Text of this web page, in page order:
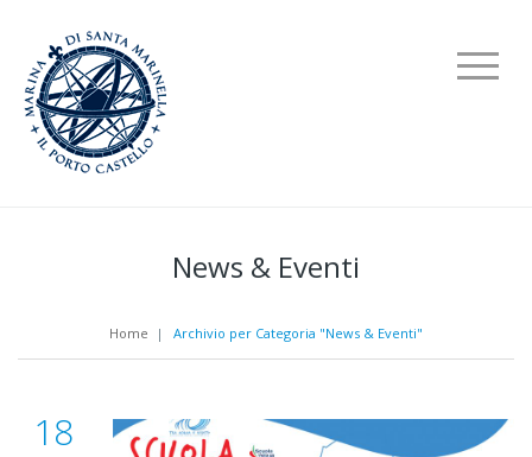
News & Eventi
Home | Archivio per Categoria "News & Eventi"
18